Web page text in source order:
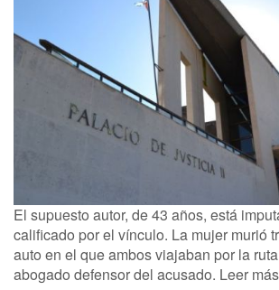
El supuesto autor, de 43 años, está
calificado por el vínculo. La mujer murió
auto en el que ambos viajaban por la
abogado defensor del acusado. Leer más